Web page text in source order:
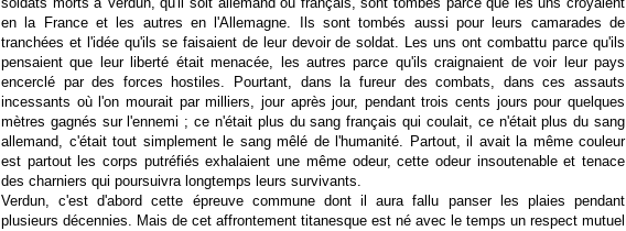
en la France et les autres en l'Allemagne. Ils sont tombés aussi pour leurs camarades de
tranchées et l'idée qu'ils se faisaient de leur devoir de soldat. Les uns ont combattu parce qu'ils
pensaient que leur liberté était menacée, les autres parce qu'ils craignaient de voir leur pays
encerclé par des forces hostiles. Pourtant, dans la fureur des combats, dans ces assauts
incessants où l'on mourait par milliers, jour après jour, pendant trois cents jours pour quelques
mètres gagnés sur l'ennemi ; ce n'était plus du sang français qui coulait, ce n'était plus du sang
allemand, c'était tout simplement le sang mêlé de l'humanité. Partout, il avait la même couleur
est partout les corps putréfiés exhalaient une même odeur, cette odeur insoutenable et tenace
des charniers qui poursuivra longtemps leurs survivants.
Verdun, c'est d'abord cette épreuve commune dont il aura fallu panser les plaies pendant
plusieurs décennies. Mais de cet affrontement titanesque est né avec le temps un respect mutuel